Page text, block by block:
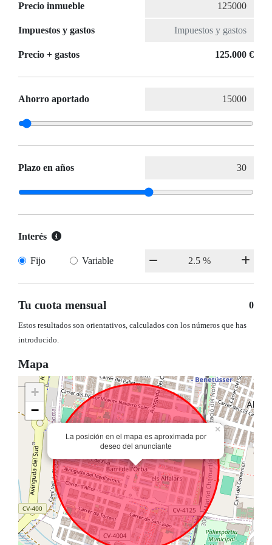
Precio inmueble
Impuestos y gastos
Precio + gastos 125.000 €
Ahorro aportado
Plazo en años
Interés
Fijo Variable
Tu cuota mensual 0
Estos resultados son orientativos, calculados con los números que has
introducido.
Mapa
La posición en el mapa es aproximada por
deseo del anunciante
×
+
−